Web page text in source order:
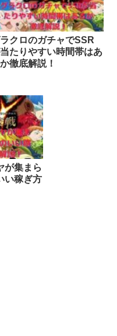
クロのガチャでSSR
たりやすい時間帯はあ
徹底解説！
が集まら
い稼ぎ方